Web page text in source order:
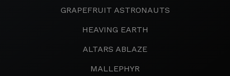
GRAPEFRUIT ASTRONAUTS
HEAVING EARTH
ALTARS ABLAZE
MALLEPHYR